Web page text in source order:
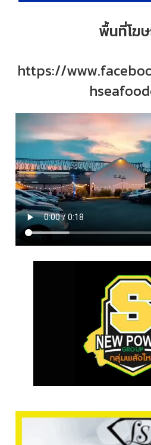
พื้นที่โฆ
https://